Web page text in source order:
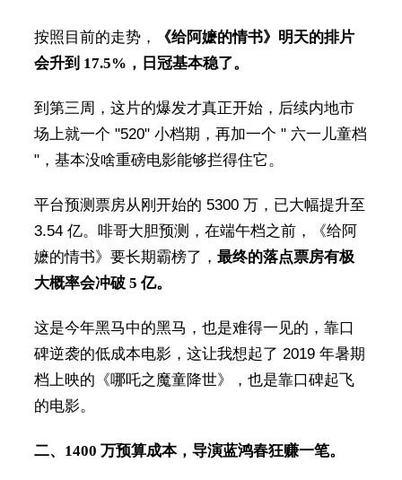
按照目前的走势，
《给阿嬷的情书》明天的排片
会升到 17.5%，日冠基本稳了。
到第三周，这片的爆发才真正开始，后续内地市
场上就一个 "520" 小档期，再加一个 " 六一儿童档
"，基本没啥重磅电影能够拦得住它。
平台预测票房从刚开始的 5300 万，已大幅提升至
3.54 亿。啡哥大胆预测，在端午档之前，《给阿
嬷的情书》要长期霸榜了， 最终的落点票房有极
大概率会冲破 5 亿。
这是今年黑马中的黑马，也是难得一见的，靠口
碑逆袭的低成本电影，这让我想起了 2019 年暑期
档上映的《哪吒之魔童降世》，也是靠口碑起飞
的电影。
二、1400 万预算成本，导演蓝鸿春狂赚一笔。